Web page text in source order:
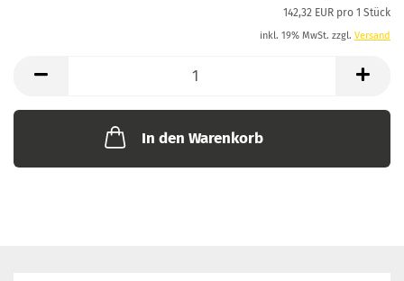
142,32 EUR pro 1 Stück
inkl. 19% MwSt. zzgl. Versand
In den Warenkorb